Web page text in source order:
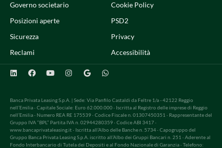
Governo societario
Posizioni aperte
Sicurezza
Reclami
Cookie Policy
PSD2
Privacy
Accessibilità
Banca Privata Leasing S.p.A. | Sede: Via Panfilo Castaldi da Feltre 1/a - 42122 Reggio
nell’Emilia · Capitale Sociale: Euro 62.000.000 · Iscritta al Registro delle imprese di Reggio
nell’Emilia · Numero REA RE 175539 · Codice Fiscale n. 01307450351 · Rappresentante del
Gruppo IVA “BPL” Partita IVA n. 02944280359 · Codice ABI 3417 ·
www.bancaprivataleasing.it · Iscritta all’Albo delle Banche n. 5734 · Capogruppo del
Gruppo Banca Privata Leasing S.p.A. iscritto all’Albo dei Gruppi Bancari n. 251 · Aderente al
Fondo Interbancario di Tutela dei Depositi e al Fondo Nazionale di Garanzia · Telefono: